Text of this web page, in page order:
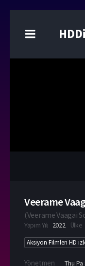
Veerame
(Veerame Vaagai
Yapım Yılı 2022 Ülke
Aksiyon Filmleri HD
Yönetmen Thu